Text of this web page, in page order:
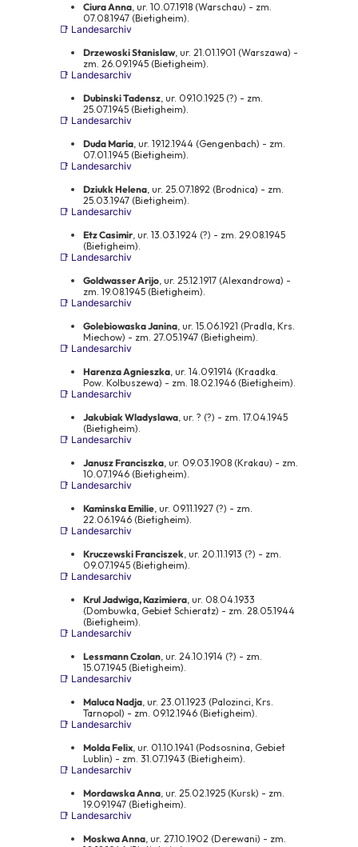
Ciura Anna, ur. 10.07.1918 (Warschau) - zm.
07.08.1947 (Bietigheim).
📑 Landesarchiv
Drzewoski Stanislaw, ur. 21.01.1901 (Warszawa) -
zm. 26.09.1945 (Bietigheim).
📑 Landesarchiv
Dubinski Tadensz, ur. 09.10.1925 (?) - zm.
25.07.1945 (Bietigheim).
📑 Landesarchiv
Duda Maria, ur. 19.12.1944 (Gengenbach) - zm.
07.01.1945 (Bietigheim).
📑 Landesarchiv
Dziukk Helena, ur. 25.07.1892 (Brodnica) - zm.
25.03.1947 (Bietigheim).
📑 Landesarchiv
Etz Casimir, ur. 13.03.1924 (?) - zm. 29.08.1945
(Bietigheim).
📑 Landesarchiv
Goldwasser Arijo, ur. 25.12.1917 (Alexandrowa) -
zm. 19.08.1945 (Bietigheim).
📑 Landesarchiv
Golebiowaska Janina, ur. 15.06.1921 (Pradla, Krs.
Miechow) - zm. 27.05.1947 (Bietigheim).
📑 Landesarchiv
Harenza Agnieszka, ur. 14.09.1914 (Kraadka.
Pow. Kolbuszewa) - zm. 18.02.1946 (Bietigheim).
📑 Landesarchiv
Jakubiak Wladyslawa, ur. ? (?) - zm. 17.04.1945
(Bietigheim).
📑 Landesarchiv
Janusz Franciszka, ur. 09.03.1908 (Krakau) - zm.
10.07.1946 (Bietigheim).
📑 Landesarchiv
Kaminska Emilie, ur. 09.11.1927 (?) - zm.
22.06.1946 (Bietigheim).
📑 Landesarchiv
Kruczewski Franciszek, ur. 20.11.1913 (?) - zm.
09.07.1945 (Bietigheim).
📑 Landesarchiv
Krul Jadwiga, Kazimiera, ur. 08.04.1933
(Dombuwka, Gebiet Schieratz) - zm. 28.05.1944
(Bietigheim).
📑 Landesarchiv
Lessmann Czolan, ur. 24.10.1914 (?) - zm.
15.07.1945 (Bietigheim).
📑 Landesarchiv
Maluca Nadja, ur. 23.01.1923 (Palozinci, Krs.
Tarnopol) - zm. 09.12.1946 (Bietigheim).
📑 Landesarchiv
Molda Felix, ur. 01.10.1941 (Podsosnina, Gebiet
Lublin) - zm. 31.07.1943 (Bietigheim).
📑 Landesarchiv
Mordawska Anna, ur. 25.02.1925 (Kursk) - zm.
19.09.1947 (Bietigheim).
📑 Landesarchiv
Moskwa Anna, ur. 27.10.1902 (Derewani) - zm.